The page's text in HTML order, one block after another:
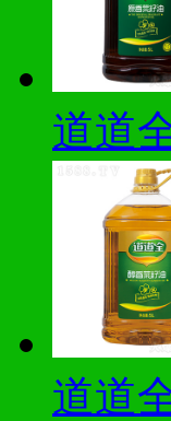
道道
道道